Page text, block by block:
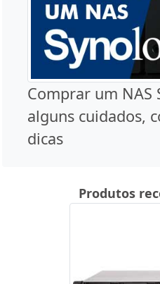
Comprar um NAS
alguns cuidados,
dicas
Produtos